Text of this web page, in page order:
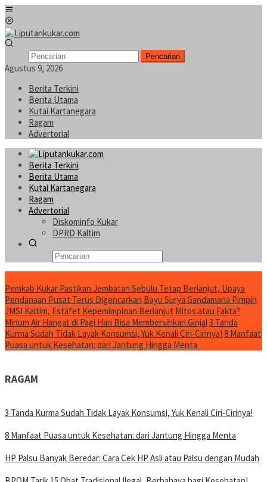
Loncat
ke
konten
Pencarian
Agustus 9, 2026
Berita Terkini
Berita Utama
Kutai Kartanegara
Ragam
Advertorial
Berita Terkini
Berita Utama
Kutai Kartanegara
Ragam
Advertorial
Diskominfo Kukar
DPRD Kaltim
Pemkab Kukar Pastikan Jembatan Sebulu Tetap Berlanjut, Upaya
Pendanaan Pusat Terus Digencarkan Bayu Surya Gandamana Pimpin
JMSI Kaltim, Estafet Kepemimpinan Berlanjut Mitos atau Fakta?
Minum Air Hangat di Pagi Hari Bisa Membersihkan Ginjal3 Tanda
Kurma Sudah Tidak Layak Konsumsi, Yuk Kenali Ciri-Cirinya! 8 Manfaat
Puasa untuk Kesehatan: dari Jantung Hingga Menta
RAGAM
3 Tanda Kurma Sudah Tidak Layak Konsumsi, Yuk Kenali Ciri-Cirinya!
8 Manfaat Puasa untuk Kesehatan: dari Jantung Hingga Menta
HP Palsu Banyak Beredar: Cara Cek HP Asli atau Palsu dengan Mudah